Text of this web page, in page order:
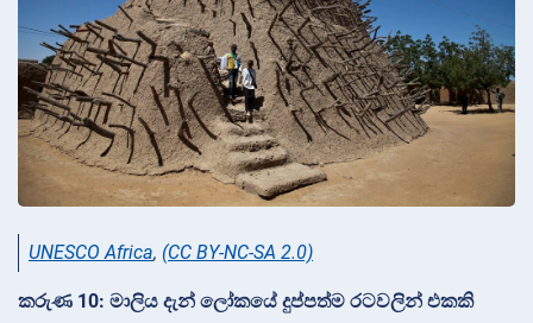
UNESCO Africa, (CC BY-NC-SA 2.0)
කරුණ 10: මාලිය දැන් ලෝකයේ දුප්පත්ම රටවලින් එකකි